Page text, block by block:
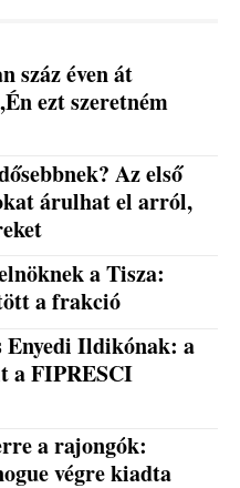
száz éven át
ezt szeretném
Az első
árulhat el arról,
a Tisza:
a frakció
Enyedi Ildikónak: a
a FIPRESCI
a rajongók:
végre kiadta